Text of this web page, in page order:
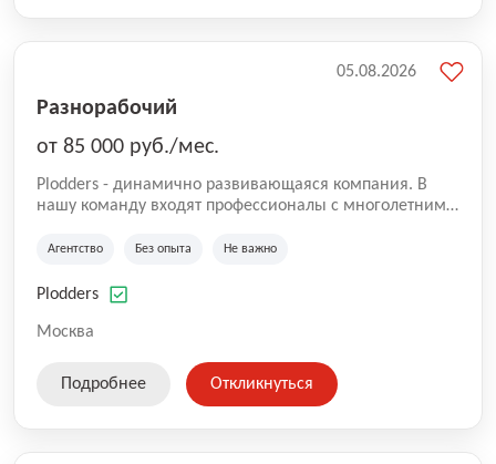
Разнорабочий
от 85 000 руб./мес.
Plodders - динамично развивающаяся компания. В
нашу команду входят профессионалы с многолетним
на рынке аутсорсинга, а накопленный опыт позволяют
оказываемых услуг.
Агентство Без опыта Не важно
Plodders
Москва
05.08.2026
Подробнее Откликнуться